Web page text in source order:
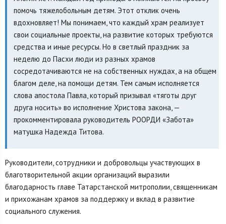
помочь тяжелобольным детям. Этот отклик очень
вдохновляет! Мы понимаем, что каждый храм реализует
свои социальные проекты, на развитие которых требуются
средства и иные ресурсы. Но в светлый праздник за
неделю до Пасхи люди из разных храмов
сосредотачиваются не на собственных нуждах, а на общем
благом деле, на помощи детям. Тем самым исполняется
слова апостола Павла, который призывал «тяготы друг
друга носить» во исполнение Христова закона, —
прокомментировала руководитель РООРДИ «Забота»
матушка Надежда Титова.
Руководители, сотрудники и добровольцы участвующих в
благотворительной акции организаций выразили
благодарность главе Татарстанской митрополии, священникам
и прихожанам храмов за поддержку и вклад в развитие
социального служения.